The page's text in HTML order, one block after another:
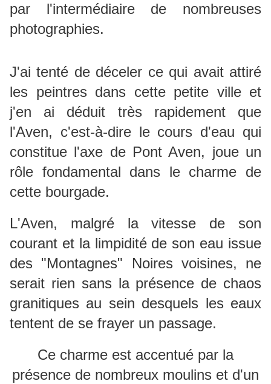
par l'intermédiaire de nombreuses
photographies.
J'ai tenté de déceler ce qui avait attiré
les peintres dans cette petite ville et
j'en ai déduit très rapidement que
l'Aven, c'est-à-dire le cours d'eau qui
constitue l'axe de Pont Aven, joue un
rôle fondamental dans le charme de
cette bourgade.
L'Aven, malgré la vitesse de son
courant et la limpidité de son eau issue
des "Montagnes" Noires voisines, ne
serait rien sans la présence de chaos
granitiques au sein desquels les eaux
tentent de se frayer un passage.
Ce charme est accentué par la
présence de nombreux moulins et d'un